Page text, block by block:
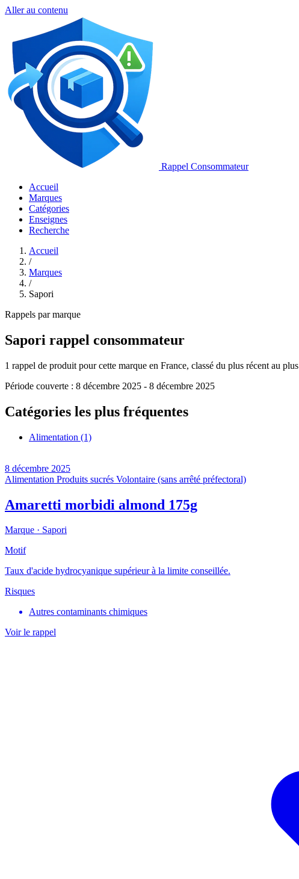
Aller au contenu
Rappel Consommateur
Accueil
Marques
Catégories
Enseignes
Recherche
Accueil
/
Marques
/
Sapori
Rappels par marque
Sapori rappel consommateur
1 rappel de produit pour cette marque en France, classé du plus récent au
Période couverte : 8 décembre 2025 - 8 décembre 2025
Catégories les plus fréquentes
Alimentation (1)
8 décembre 2025
Alimentation Produits sucrés Volontaire (sans arrêté préfectoral)
Amaretti morbidi almond 175g
Marque · Sapori
Motif
Taux d'acide hydrocyanique supérieur à la limite conseillée.
Risques
Autres contaminants chimiques
Voir le rappel